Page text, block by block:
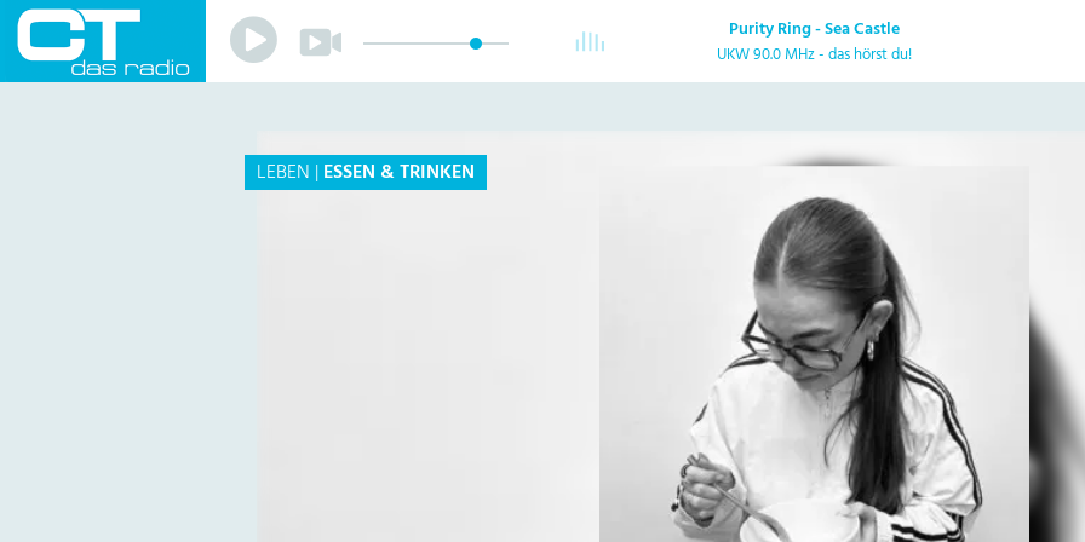
Play
Play Purity Ring - Sea Castle
UKW 90.0 MHz - das hörst du!
LEBEN |ESSEN & TRINKEN